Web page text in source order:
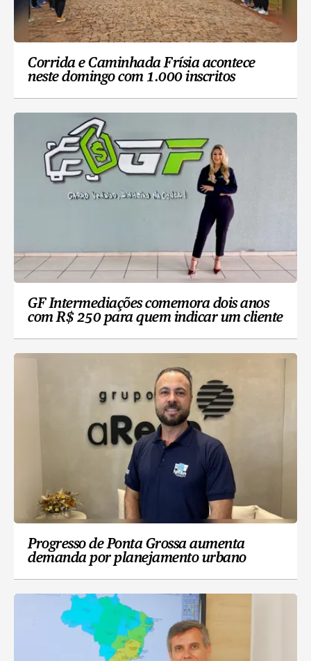
Corrida e Caminhada Frísia acontece
neste domingo com 1.000 inscritos
GF Intermediações comemora dois anos
com R$ 250 para quem indicar um cliente
Progresso de Ponta Grossa aumenta
demanda por planejamento urbano